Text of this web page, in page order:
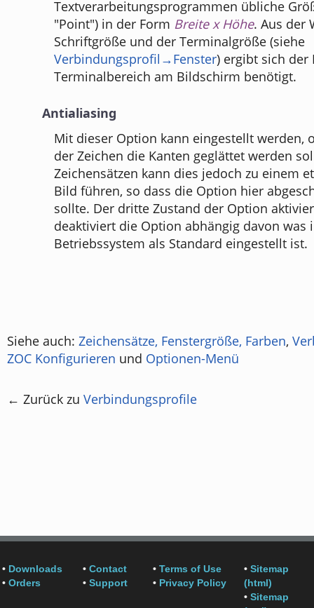
Textverarbeitungsprogrammen übliche
"Point") in der Form Breite x Höhe. Aus der
Schriftgröße und der Terminalgröße (siehe
Verbindungsprofil→Fenster) ergibt sich der
Terminalbereich am Bildschirm benötigt.
Antialiasing
Mit dieser Option kann eingestellt werden,
der Zeichen die Kanten geglättet werden
Zeichensätzen kann dies jedoch zu einem
Bild führen, so dass die Option hier
sollte. Der dritte Zustand der Option
deaktiviert die Option abhängig davon was
Betriebssystem als Standard eingestellt ist.
Siehe auch: Zeichensätze, Fenstergröße, Farben,
ZOC Konfigurieren und Optionen-Menü
← Zurück zu Verbindungsprofile
• Downloads
• Orders
• Contact
• Support
• Terms of Use
• Privacy Policy
• Sitemap
(html)
• Sitemap